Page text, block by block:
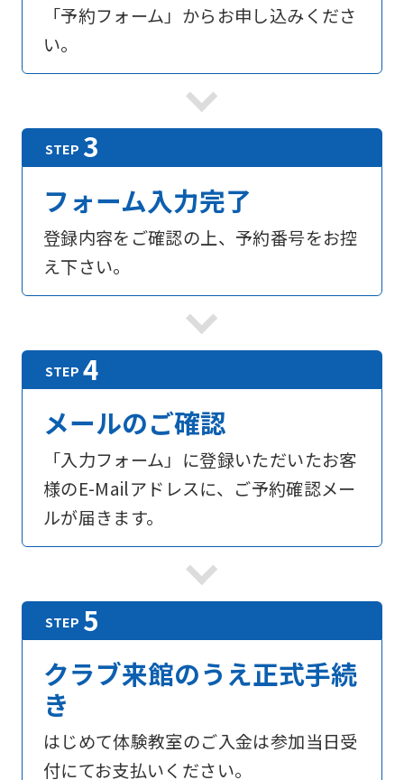
「予約フォーム」からお申し込みくださ
い。
フォーム入力完了
登録内容をご確認の上、予約番号をお控
え下さい。
メールのご確認
「入力フォーム」に登録いただいたお客
様のE-Mailアドレスに、ご予約確認メー
ルが届きます。
クラブ来館のうえ正式手続
き
はじめて体験教室のご入金は参加当日受
付にてお支払いください。
For
foreigners
Central
official
website